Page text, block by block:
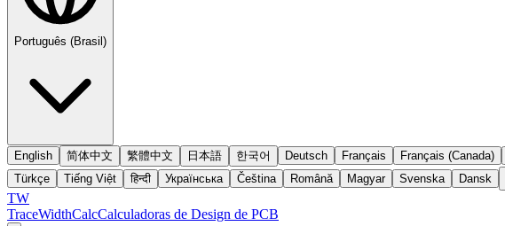
Português (Brasil)
English 简体中文 繁體中文 日本語 한국어 Deutsch Français Français (Canada)
Türkçe
Tiếng Việt हिन्दी Українська Čeština Română Magyar Svenska Dansk
TW
TraceWidthCalcCalculadoras de Design de PCB